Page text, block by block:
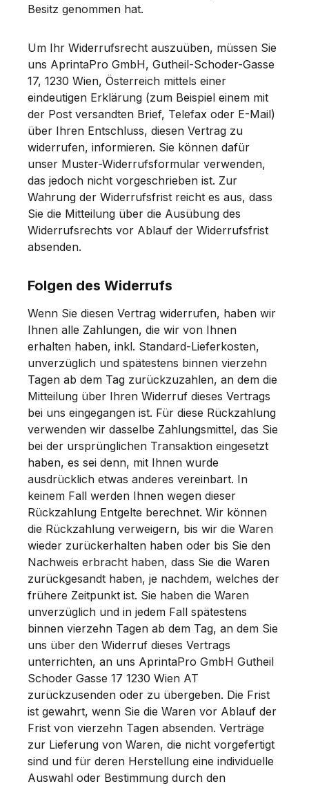
Besitz genommen hat.
Um Ihr Widerrufsrecht auszuüben, müssen Sie
uns AprintaPro GmbH, Gutheil-Schoder-Gasse
17, 1230 Wien, Österreich mittels einer
eindeutigen Erklärung (zum Beispiel einem mit
der Post versandten Brief, Telefax oder E-Mail)
über Ihren Entschluss, diesen Vertrag zu
widerrufen, informieren. Sie können dafür
unser Muster-Widerrufsformular verwenden,
das jedoch nicht vorgeschrieben ist. Zur
Wahrung der Widerrufsfrist reicht es aus, dass
Sie die Mitteilung über die Ausübung des
Widerrufsrechts vor Ablauf der Widerrufsfrist
absenden.
Folgen des Widerrufs
Wenn Sie diesen Vertrag widerrufen, haben wir
Ihnen alle Zahlungen, die wir von Ihnen
erhalten haben, inkl. Standard-Lieferkosten,
unverzüglich und spätestens binnen vierzehn
Tagen ab dem Tag zurückzuzahlen, an dem die
Mitteilung über Ihren Widerruf dieses Vertrags
bei uns eingegangen ist. Für diese Rückzahlung
verwenden wir dasselbe Zahlungsmittel, das Sie
bei der ursprünglichen Transaktion eingesetzt
haben, es sei denn, mit Ihnen wurde
ausdrücklich etwas anderes vereinbart. In
keinem Fall werden Ihnen wegen dieser
Rückzahlung Entgelte berechnet. Wir können
die Rückzahlung verweigern, bis wir die Waren
wieder zurückerhalten haben oder bis Sie den
Nachweis erbracht haben, dass Sie die Waren
zurückgesandt haben, je nachdem, welches der
frühere Zeitpunkt ist. Sie haben die Waren
unverzüglich und in jedem Fall spätestens
binnen vierzehn Tagen ab dem Tag, an dem Sie
uns über den Widerruf dieses Vertrags
unterrichten, an uns AprintaPro GmbH Gutheil
Schoder Gasse 17 1230 Wien AT
zurückzusenden oder zu übergeben. Die Frist
ist gewahrt, wenn Sie die Waren vor Ablauf der
Frist von vierzehn Tagen absenden. Verträge
zur Lieferung von Waren, die nicht vorgefertigt
sind und für deren Herstellung eine individuelle
Auswahl oder Bestimmung durch den